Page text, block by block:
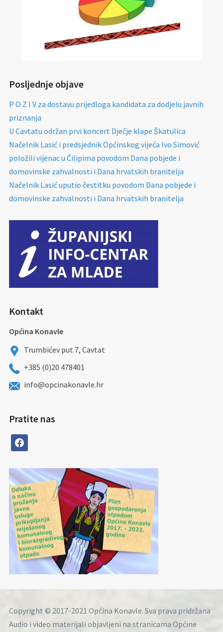
Posljednje objave
P O Z I V za dostavu prijedloga kandidata za dodjelu javnih
priznanja
U Cavtatu održan prvi koncert Dječje klape Škatulica
Načelnik Lasić i predsjednik Općinskog vijeća Ivo Simović
položili vijenac u Čilipima povodom Dana pobjede i
domovinske zahvalnosti i Dana hrvatskih branitelja
Načelnik Lasić uputio čestitku povodom Dana pobjede i
domovinske zahvalnosti i Dana hrvatskih branitelja
Kontakt
Općina Konavle
Trumbićev put 7, Cavtat
+385 (0)20 478401
info@opcinakonavle.hr
Pratite nas
facebook
Copyright © 2017-2021 Općina Konavle. Sva prava pridržana
Audio i video materijali objavljeni na stranicama Općine